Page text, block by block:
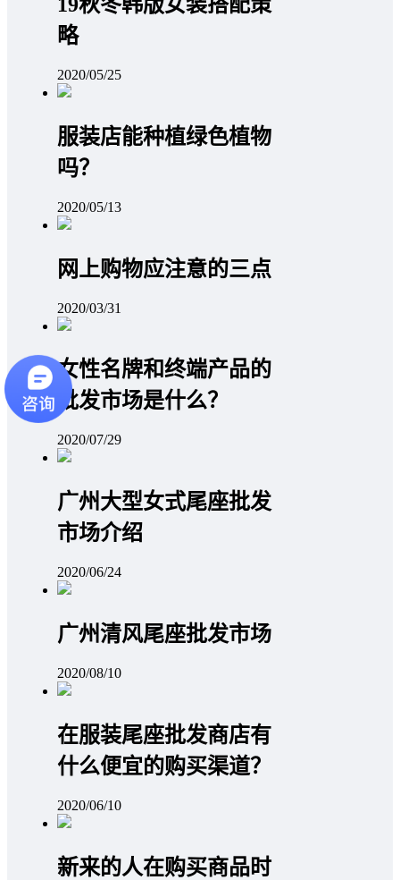
略
2020/05/25
服装店能种植绿色植物
吗？
2020/05/13
网上购物应注意的三点
2020/03/31
女性名牌和终端产品的
批发市场是什么？
2020/07/29
广州大型女式尾座批发
市场介绍
2020/06/24
广州清风尾座批发市场
2020/08/10
在服装尾座批发商店有
什么便宜的购买渠道？
2020/06/10
新来的人在购买商品时